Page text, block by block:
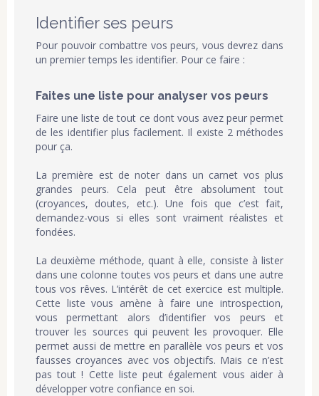
Identifier ses peurs
Pour pouvoir combattre vos peurs, vous devrez dans
un premier temps les identifier. Pour ce faire :
Faites une liste pour analyser vos peurs
Faire une liste de tout ce dont vous avez peur permet
de les identifier plus facilement. Il existe 2 méthodes
pour ça.
La première est de noter dans un carnet vos plus
grandes peurs. Cela peut être absolument tout
(croyances, doutes, etc.). Une fois que c’est fait,
demandez-vous si elles sont vraiment réalistes et
fondées.
La deuxième méthode, quant à elle, consiste à lister
dans une colonne toutes vos peurs et dans une autre
tous vos rêves. L’intérêt de cet exercice est multiple.
Cette liste vous amène à faire une introspection,
vous permettant alors d’identifier vos peurs et
trouver les sources qui peuvent les provoquer. Elle
permet aussi de mettre en parallèle vos peurs et vos
fausses croyances avec vos objectifs. Mais ce n’est
pas tout ! Cette liste peut également vous aider à
développer votre confiance en soi.